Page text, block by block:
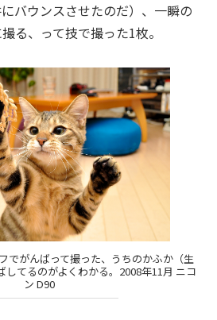
バウンスさせたのだ）、一瞬の
る、って技で撮った1枚。
でがんばって撮った、うちのかふか（生
てるのがよくわかる。2008年11月 ニコ
ン D90